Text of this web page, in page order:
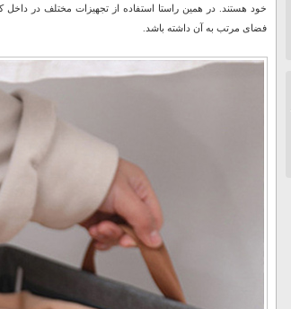
خود هستند. در همین راستا استفاده از تجهیزات مختلف در
فضای مرتب به آن داشته باشد.